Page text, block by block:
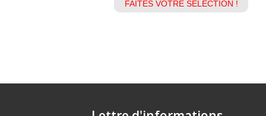
FAITES VOTRE SELECTION !